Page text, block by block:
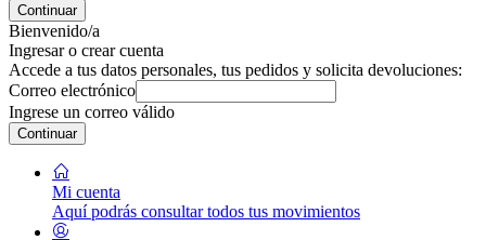
Continuar
Bienvenido/a
Ingresar o crear cuenta
Accede a tus datos personales, tus pedidos y solicita devoluciones:
Correo electrónico
Ingrese un correo válido
Continuar
Mi cuenta
Aquí podrás consultar todos tus movimientos